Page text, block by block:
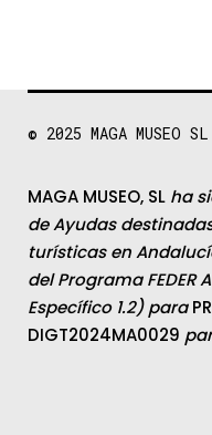
© 2025 MAGA MUSEO SL
MAGA MUSEO, SL ha
de Ayudas
turísticas en
del Programa
Específico 1.2) para
DIGT2024MA0029